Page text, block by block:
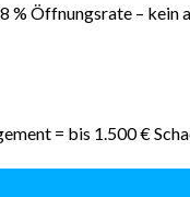
% Öffnungsrate – kein
= bis 1.500 €